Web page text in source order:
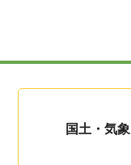
国土・気象